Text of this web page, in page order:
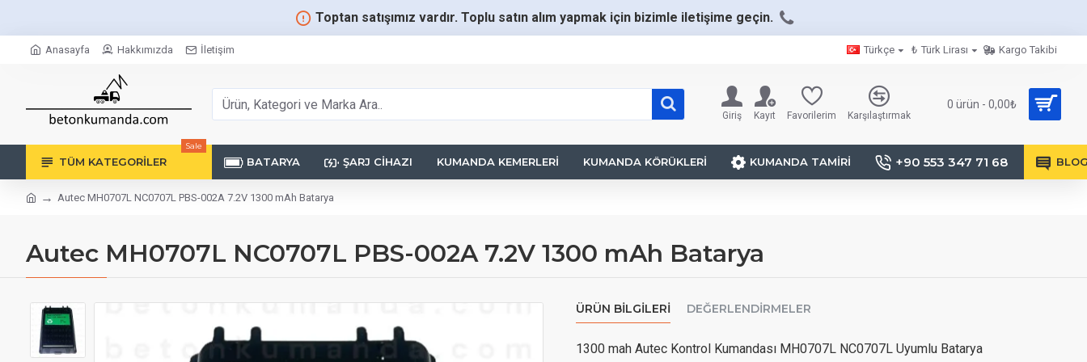
Toptan satışımız vardır. Toplu satın alım yapmak için bizimle iletişime geçin.
Anasayfa Hakkımızda İletişim Türkçe ₺ Türk Lirası Kargo Takibi
Giriş Kayıt Favorilerim Karşılaştırmak
0 ürün - 0,00₺
TÜM KATEGORILER
Sale
BATARYA ŞARJ CIHAZI KUMANDA KEMERLERI KUMANDA KÖRÜKLERI KUMANDA TAMIRI +90 553 347 71 68
Autec MH0707L NC0707L PBS-002A 7.2V 1300 mAh Batarya
Autec MH0707L NC0707L PBS-002A 7.2V 1300 mAh Batarya
ÜRÜN BILGILERI DEĞERLENDIRMELER
1300 mah Autec Kontrol Kumandası MH0707L NC0707L Uyumlu Batarya